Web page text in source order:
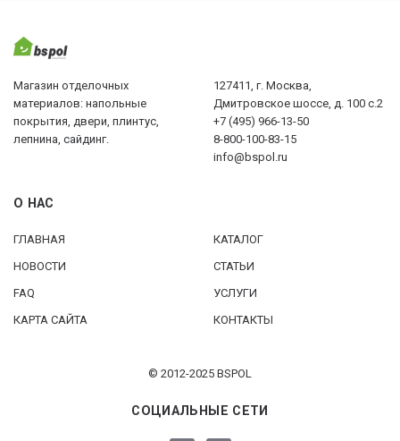
Магазин отделочных
материалов: напольные
покрытия, двери, плинтус,
лепнина, сайдинг.
127411, г. Москва,
Дмитровское шоссе, д. 100 с.2
+7 (495) 966-13-50
8-800-100-83-15
info@bspol.ru
О НАС
ГЛАВНАЯ
КАТАЛОГ
НОВОСТИ
СТАТЬИ
FAQ
УСЛУГИ
КАРТА САЙТА
КОНТАКТЫ
© 2012-2025 BSPOL
СОЦИАЛЬНЫЕ СЕТИ